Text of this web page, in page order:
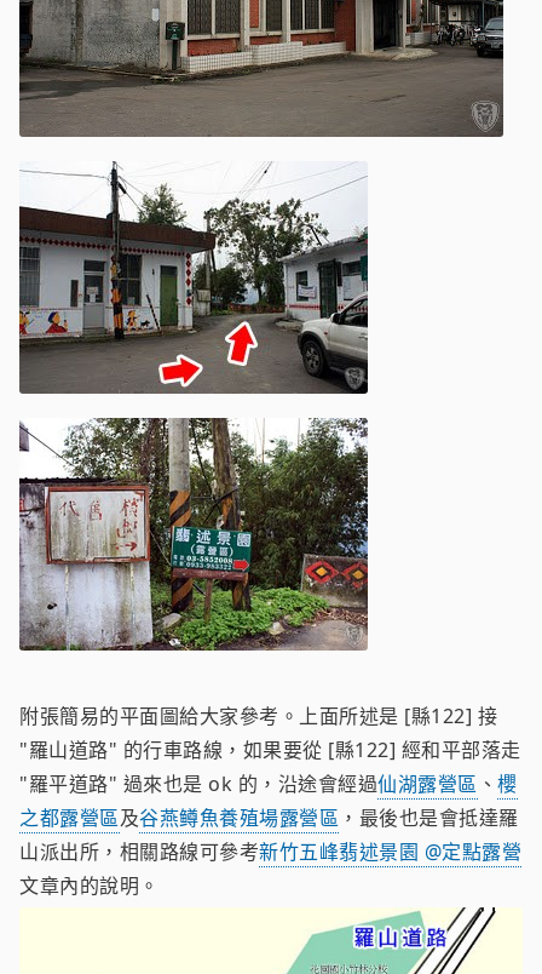
附張簡易的平面圖給大家參考。上面所述是 [縣122] 接
"羅山道路" 的行車路線，如果要從 [縣122] 經和平部落走
"羅平道路" 過來也是 ok 的，沿途會經過仙湖露營區 、 櫻
之都露營區及谷燕鳟魚養殖場露營區 ，最後也是會抵達羅
山派出所，相關路線可參考新竹五峰翡述景園 @定點露營
文章內的說明。